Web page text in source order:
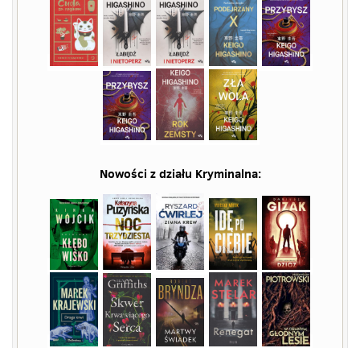
Nowości z działu Kryminalna: